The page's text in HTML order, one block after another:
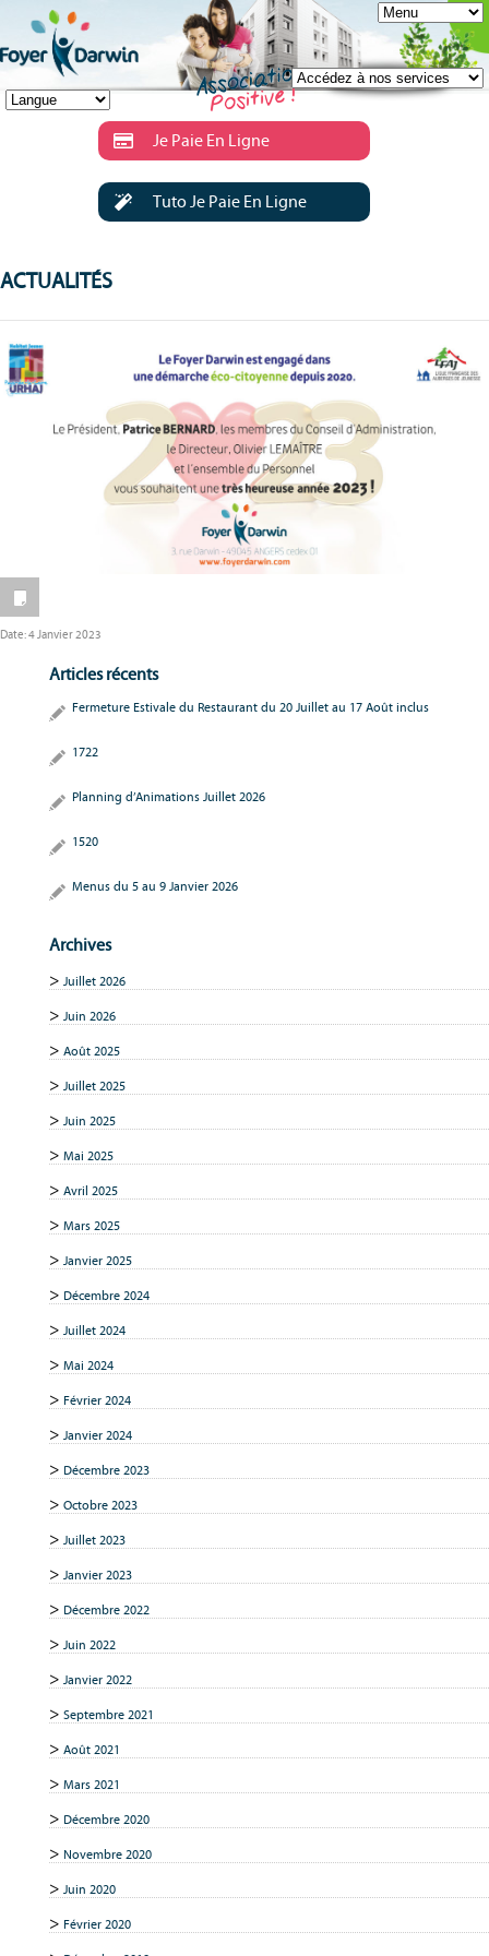
Je Paie En Ligne
Tuto Je Paie En Ligne
ACTUALITÉS
Date:4 Janvier 2023
Articles récents
Fermeture Estivale du Restaurant du 20 Juillet au 17 Août inclus
1722
Planning d’Animations Juillet 2026
1520
Menus du 5 au 9 Janvier 2026
Archives
Juillet 2026
Juin 2026
Août 2025
Juillet 2025
Juin 2025
Mai 2025
Avril 2025
Mars 2025
Janvier 2025
Décembre 2024
Juillet 2024
Mai 2024
Février 2024
Janvier 2024
Décembre 2023
Octobre 2023
Juillet 2023
Janvier 2023
Décembre 2022
Juin 2022
Janvier 2022
Septembre 2021
Août 2021
Mars 2021
Décembre 2020
Novembre 2020
Juin 2020
Février 2020